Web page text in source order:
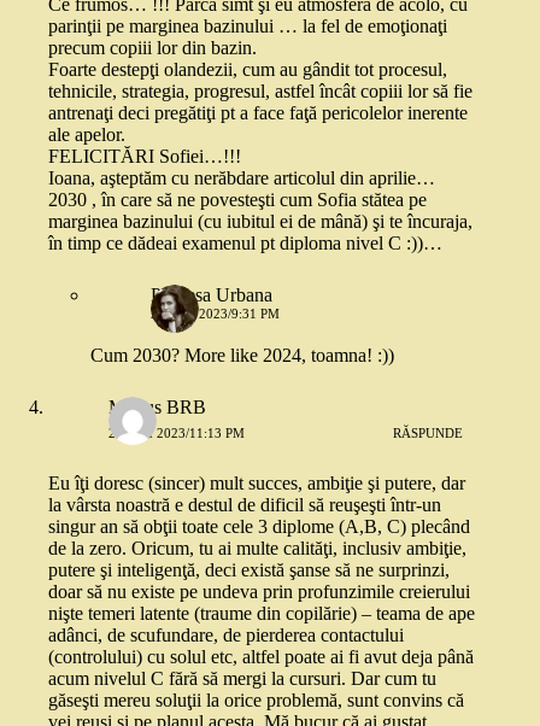
parinţii pe marginea bazinului … la fel de emoţionaţi
precum copiii lor din bazin.
Foarte destepţi olandezii, cum au gândit tot procesul,
tehnicile, strategia, progresul, astfel încât copiii lor să fie
antrenaţi deci pregătiţi pt a face faţă pericolelor inerente
ale apelor.
FELICITĂRI Sofiei…!!!
Ioana, aşteptăm cu nerăbdare articolul din aprilie…
2030 , în care să ne povesteşti cum Sofia stătea pe
marginea bazinului (cu iubitul ei de mână) şi te încuraja,
în timp ce dădeai examenul pt diploma nivel C :))…
Printesa Urbana
28 MAI 2023/9:31 PM
Cum 2030? More like 2024, toamna! :))
Marius BRB
28 MAI 2023/11:13 PM RĂSPUNDE
Eu îţi doresc (sincer) mult succes, ambiţie şi putere, dar
la vârsta noastră e destul de dificil să reuşeşti într-un
singur an să obţii toate cele 3 diplome (A,B, C) plecând
de la zero. Oricum, tu ai multe calităţi, inclusiv ambiţie,
putere şi inteligenţă, deci există şanse să ne surprinzi,
doar să nu existe pe undeva prin profunzimile creierului
nişte temeri latente (traume din copilărie) – teama de ape
adânci, de scufundare, de pierderea contactului
(controlului) cu solul etc, altfel poate ai fi avut deja până
acum nivelul C fără să mergi la cursuri. Dar cum tu
găseşti mereu soluţii la orice problemă, sunt convins că
vei reuşi şi pe planul acesta. Mă bucur că ai gustat